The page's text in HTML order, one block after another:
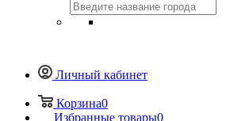
Личный кабинет
Корзина0
Избранные товары0